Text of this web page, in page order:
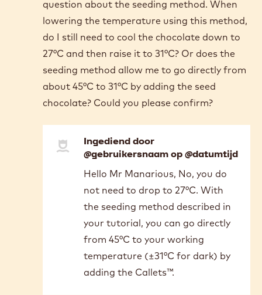
COMMENTS Reactie toevoegen
Ingediend door @gebruikersnaam op
Thank you for these helpful tutorials. I have a
question about the seeding method. When
lowering the temperature using this method,
do I still need to cool the chocolate down to
27°C and then raise it to 31°C? Or does the
seeding method allow me to go directly from
about 45°C to 31°C by adding the seed
chocolate? Could you please confirm?